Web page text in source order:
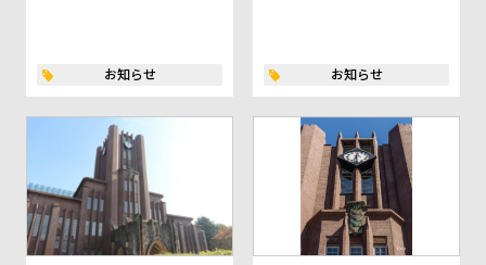
お知らせ お知らせ